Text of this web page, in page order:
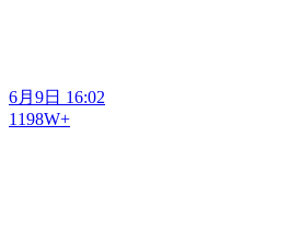
6月9日 16:02
1198W+